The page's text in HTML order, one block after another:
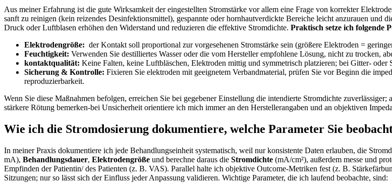
Aus meiner Erfahrung‍ ist die gute Wirksamkeit der ​eingestellten Stromstärke vor allem eine Frage von korrekter
sanft zu reinigen (kein reizendes Desinfektionsmittel), gespannte oder hornhautverdickte Bereiche leicht anzurauen
Druck oder Luftblasen erhöhen den Widerstand und reduzieren die effektive Stromdichte. Praktisch setze ich folgende
Elektrodengröße:
der Kontakt soll proportional zur vorgesehenen Stromstärke sein (größere Elektroden =
Feuchtigkeit: Verwenden Sie‍ destilliertes Wasser oder die vom Hersteller empfohlene Lösung, nicht zu trocken,
kontaktqualität: Keine Falten, keine Luftbläschen, Elektroden mittig und ⁢symmetrisch platzieren; bei Gitter-
Sicherung & Kontrolle: Fixieren Sie⁢ elektroden mit geeignetem Verbandmaterial, prüfen Sie vor Beginn die
reproduzierbarkeit.
Wenn Sie diese Maßnahmen befolgen,⁤ erreichen Sie bei‍ gegebener Einstellung die intendierte ​Stromdichte
stärkere Rötung bemerken-bei Unsicherheit orientiere ich mich immer an den Herstellerangaben und‍ an objektiven
Wie ich die Stromdosierung dokumentiere, ⁤welche ⁤Parameter Sie
In meiner Praxis dokumentiere ich jede Behandlungseinheit ⁤systematisch, weil nur konsistente Daten erlauben, die
mA), Behandlungsdauer, Elektrodengröße und berechne daraus die Stromdichte (mA/cm²), außerdem ⁢messe und
Empfinden der Patientin/ des Patienten (z. B. VAS). Parallel halte ich⁣ objektive⁣ Outcome-Metriken fest (z. B.
Sitzungen; nur so lässt sich der Einfluss jeder Anpassung validieren. Wichtige Parameter, ‌die ich laufend‌ beobachte, sind: